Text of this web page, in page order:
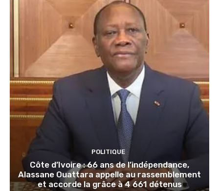
POLITIQUE
Côte d’Ivoire : 66 ans de l’indépendance,
Alassane Ouattara appelle au rassemblement
et accorde la grâce à 4 661 détenus